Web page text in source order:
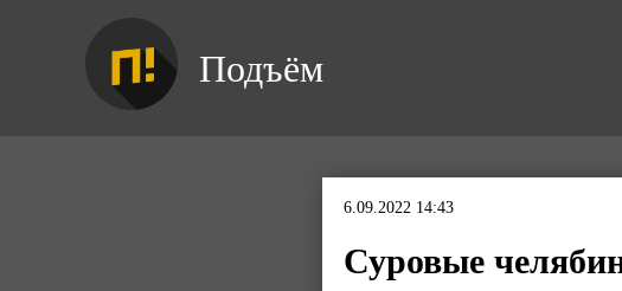
Подъём
6.09.2022 14:43
Суровые